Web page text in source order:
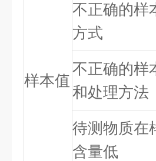
样本值
不正确的样
方式
不正确的样
和处理方法
待测物质在
含量低